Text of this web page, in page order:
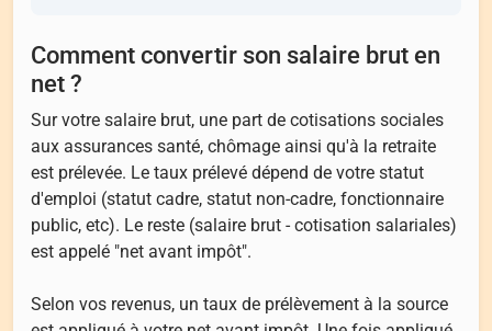
Comment convertir son salaire brut en
net ?
Sur votre salaire brut, une part de cotisations sociales
aux assurances santé, chômage ainsi qu'à la retraite
est prélevée. Le taux prélevé dépend de votre statut
d'emploi (statut cadre, statut non-cadre, fonctionnaire
public, etc). Le reste (salaire brut - cotisation salariales)
est appelé "net avant impôt".
Selon vos revenus, un taux de prélèvement à la source